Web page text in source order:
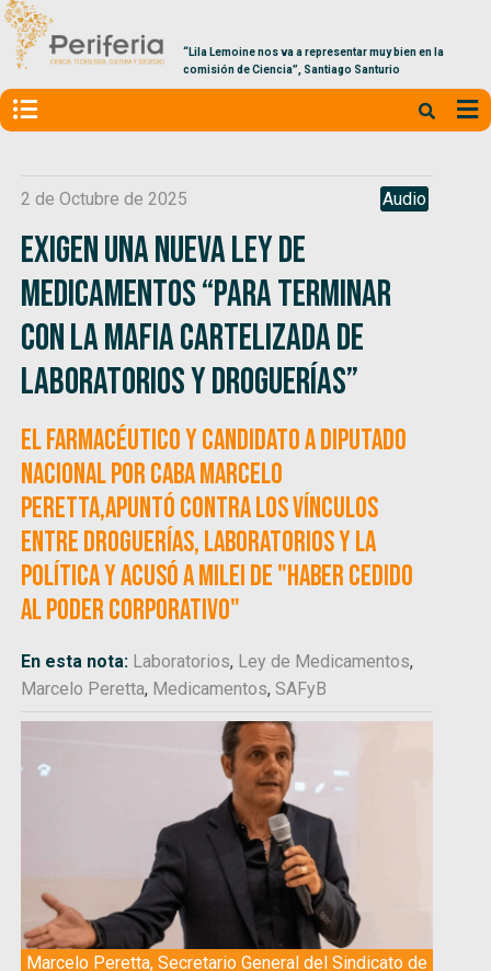
“Lila Lemoine nos va a representar muy bien en la
comisión de Ciencia”, Santiago Santurio
2 de Octubre de 2025 Audio
Exigen una nueva ley de
medicamentos “para terminar
con la mafia cartelizada de
laboratorios y Droguerías”
El farmacéutico y candidato a diputado
nacional por CABA Marcelo
Peretta,apuntó contra los vínculos
entre droguerías, laboratorios y la
política y acusó a Milei de "haber cedido
al poder corporativo"
En esta nota: Laboratorios, Ley de Medicamentos,
Marcelo Peretta, Medicamentos,SAFyB
Marcelo Peretta, Secretario General del Sindicato de